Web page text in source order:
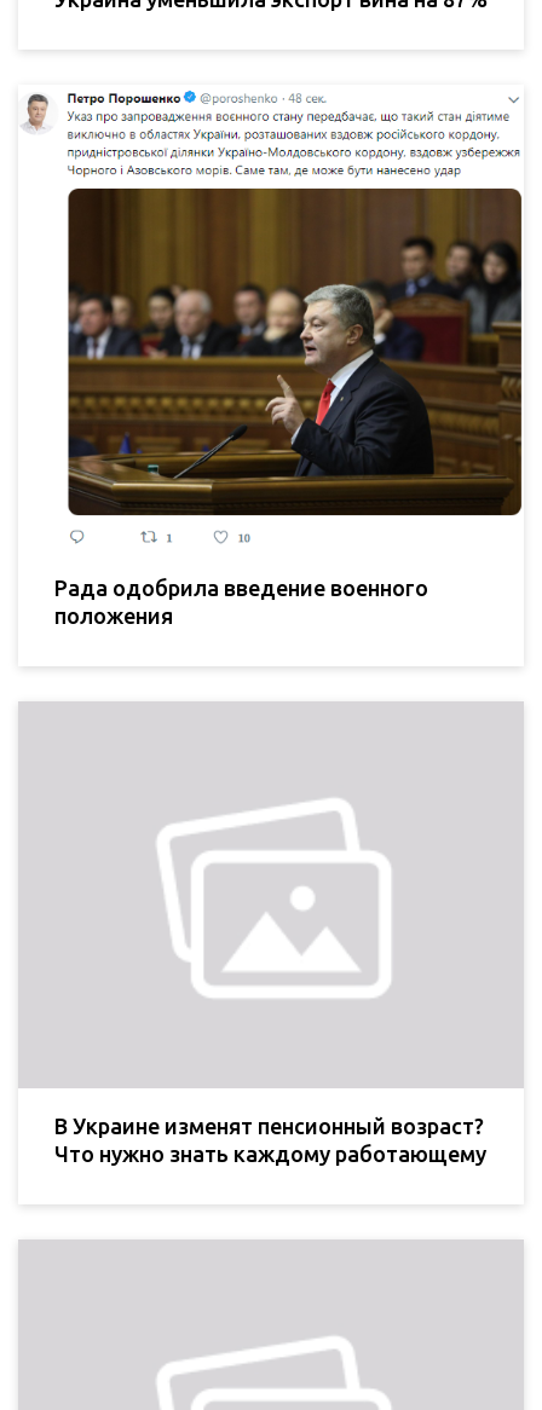
Рада одобрила введение военного
положения
В Украине изменят пенсионный возраст?
Что нужно знать каждому работающему